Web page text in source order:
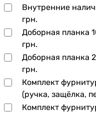
Внутренние
грн.
Доборная планка
грн.
Доборная планка
грн.
Комплект
(ручка, защёлка,
Комплект